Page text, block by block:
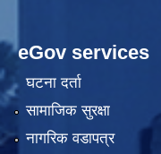
eGov services
घटना दर्ता
सामाजिक सुरक्षा
नागरिक वडापत्र